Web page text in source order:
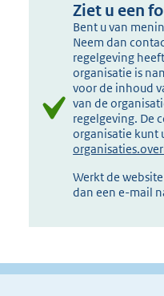
Ziet u een
Bent u van
Neem dan
regelgeving
organisatie is
voor de inhoud
van de
regelgeving. De
organisatie kunt
Werkt de
dan een e-mail